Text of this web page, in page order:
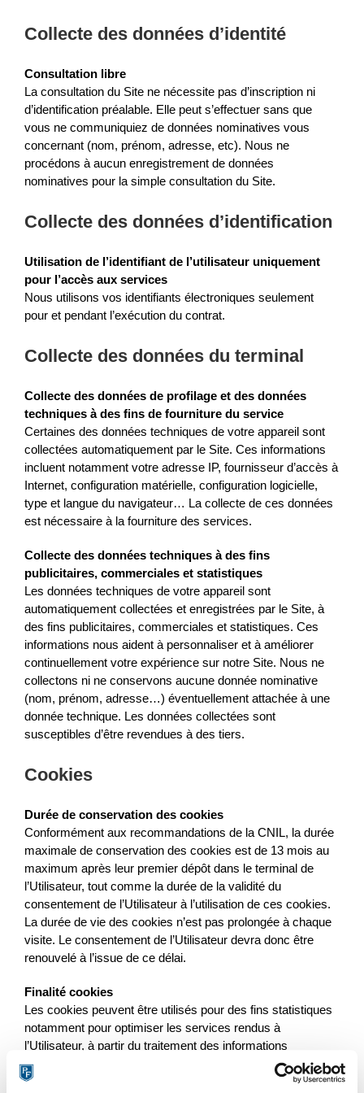
Collecte des données d’identité
Consultation libre
La consultation du Site ne nécessite pas d’inscription ni
d’identification préalable. Elle peut s’effectuer sans que
vous ne communiquiez de données nominatives vous
concernant (nom, prénom, adresse, etc). Nous ne
procédons à aucun enregistrement de données
nominatives pour la simple consultation du Site.
Collecte des données d’identification
Utilisation de l’identifiant de l’utilisateur uniquement
pour l’accès aux services
Nous utilisons vos identifiants électroniques seulement
pour et pendant l’exécution du contrat.
Collecte des données du terminal
Collecte des données de profilage et des données
techniques à des fins de fourniture du service
Certaines des données techniques de votre appareil sont
collectées automatiquement par le Site. Ces informations
incluent notamment votre adresse IP, fournisseur d’accès à
Internet, configuration matérielle, configuration logicielle,
type et langue du navigateur… La collecte de ces données
est nécessaire à la fourniture des services.
Collecte des données techniques à des fins
publicitaires, commerciales et statistiques
Les données techniques de votre appareil sont
automatiquement collectées et enregistrées par le Site, à
des fins publicitaires, commerciales et statistiques. Ces
informations nous aident à personnaliser et à améliorer
continuellement votre expérience sur notre Site. Nous ne
collectons ni ne conservons aucune donnée nominative
(nom, prénom, adresse…) éventuellement attachée à une
donnée technique. Les données collectées sont
susceptibles d’être revendues à des tiers.
Cookies
Durée de conservation des cookies
Conformément aux recommandations de la CNIL, la durée
maximale de conservation des cookies est de 13 mois au
maximum après leur premier dépôt dans le terminal de
l’Utilisateur, tout comme la durée de la validité du
consentement de l’Utilisateur à l’utilisation de ces cookies.
La durée de vie des cookies n’est pas prolongée à chaque
visite. Le consentement de l’Utilisateur devra donc être
renouvelé à l’issue de ce délai.
Finalité cookies
Les cookies peuvent être utilisés pour des fins statistiques
notamment pour optimiser les services rendus à
l’Utilisateur, à partir du traitement des informations
concernant la fréquence d’accès, la personnalisation des
pages ainsi que les opérations réalisées et les informations